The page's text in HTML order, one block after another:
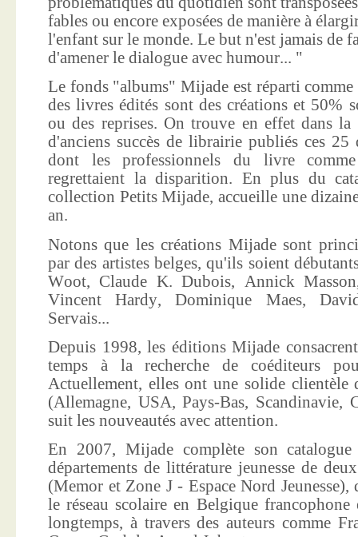
fables ou encore exposées de manière à
l'enfant sur le monde. Le but n'est jamais de
d'amener le dialogue avec humour... "
Le fonds "albums" Mijade est réparti
des livres édités sont des créations et 50%
ou des reprises. On trouve en effet dans
d'anciens succès de librairie publiés ces 25
dont les professionnels du livre
regrettaient la disparition. En plus du
collection Petits Mijade, accueille une
an.
Notons que les créations Mijade sont
par des artistes belges, qu'ils soient
Woot, Claude K. Dubois, Annick
Vincent Hardy, Dominique Maes,
Servais...
Depuis 1998, les éditions Mijade
temps à la recherche de coéditeurs
Actuellement, elles ont une solide clientèle
(Allemagne, USA, Pays-Bas, Scandinavie,
suit les nouveautés avec attention.
En 2007, Mijade complète son
départements de littérature jeunesse de
(Memor et Zone J - Espace Nord
le réseau scolaire en Belgique francophone
longtemps, à travers des auteurs comme